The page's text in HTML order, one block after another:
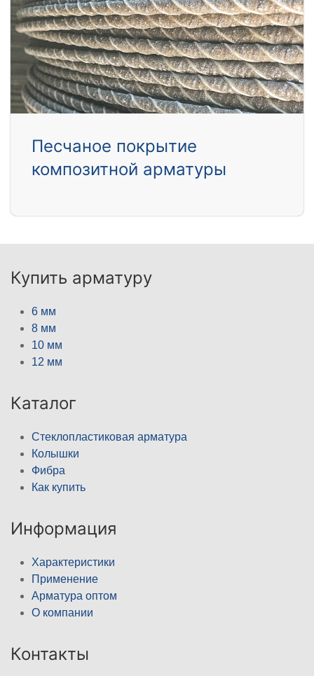
Песчаное покрытие
композитной арматуры
Купить арматуру
6 мм
8 мм
10 мм
12 мм
Каталог
Стеклопластиковая арматура
Колышки
Фибра
Как купить
Информация
Характеристики
Применение
Арматура оптом
О компании
Контакты